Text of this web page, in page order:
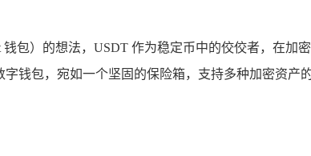
钱包）的想法，USDT 作为稳定币中的佼佼者，在加
钱包，宛如一个坚固的保险箱，支持多种加密资产